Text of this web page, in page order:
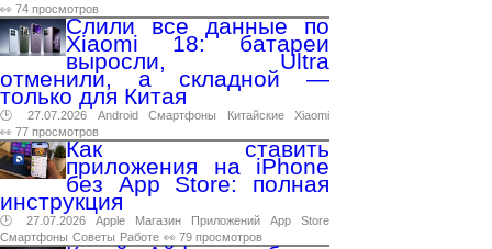
👀 74 просмотров
Слили все данные по
Xiaomi 18: батареи
выросли, Ultra
отменили, а складной —
только для Китая
🕑 27.07.2026 Android Смартфоны Китайские
Xiaomi
👀 77 просмотров
Как ставить
приложения на iPhone
без App Store: полная
инструкция
🕑 27.07.2026 Apple Магазин Приложений App
Store
Смартфоны Советы Работе 👀 79 просмотров